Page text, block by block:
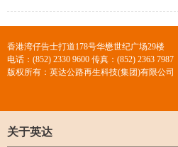
香港湾仔告士打道178号华懋世纪广场29楼
电话：(852) 2330 9600 传真：(852) 2363 7987
版权所有：英达公路再生科技(集团)有限公司
关于英达